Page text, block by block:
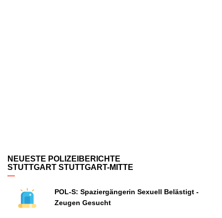
NEUESTE POLIZEIBERICHTE
STUTTGART STUTTGART-MITTE
POL-S: Spaziergängerin Sexuell Belästigt -
Zeugen Gesucht